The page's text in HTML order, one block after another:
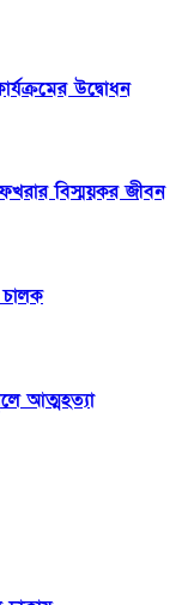
উদ্বোধন
বিস্ময়কর জীবন
চালক
আত্মহত্যা